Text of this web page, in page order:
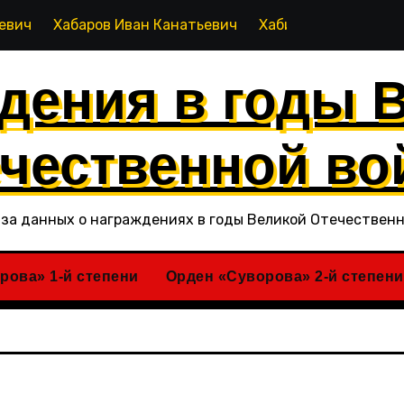
Хабаров Иван Канатьевич Хабиров Рашид Кагирович
в годы
данных о награждениях в годы Великой
1-й степени Орден «Суворова» 2-й степени